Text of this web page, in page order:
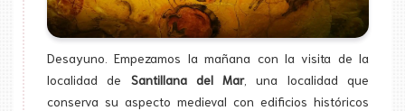
Desayuno. Empezamos la mañana con la visita de la
localidad de Santillana del Mar, una localidad que
conserva su aspecto medieval con edificios históricos